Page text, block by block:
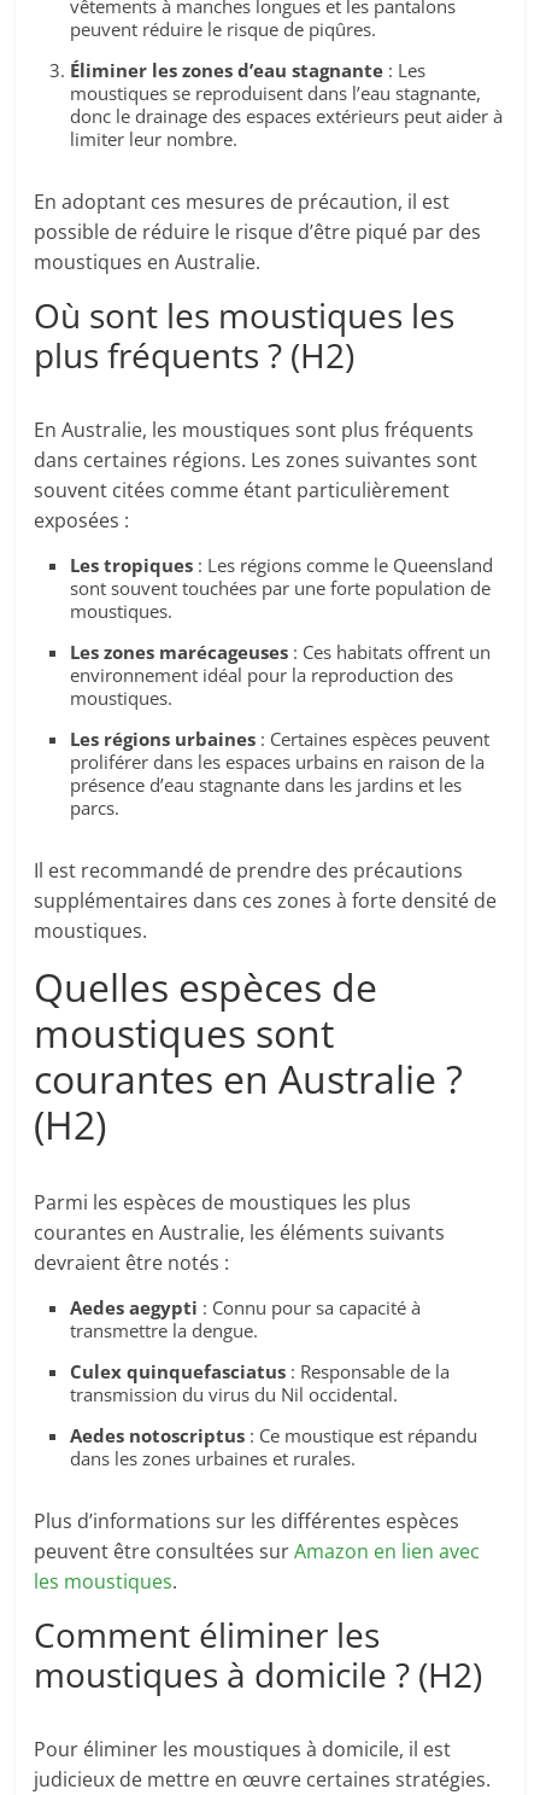
vêtements à manches longues et les pantalons
peuvent réduire le risque de piqûres.
Éliminer les zones d’eau stagnante : Les
moustiques se reproduisent dans l’eau stagnante,
donc le drainage des espaces extérieurs peut aider à
limiter leur nombre.
En adoptant ces mesures de précaution, il est
possible de réduire le risque d’être piqué par des
moustiques en Australie.
Où sont les moustiques les
plus fréquents ? (H2)
En Australie, les moustiques sont plus fréquents
dans certaines régions. Les zones suivantes sont
souvent citées comme étant particulièrement
exposées :
Les tropiques : Les régions comme le Queensland
sont souvent touchées par une forte population de
moustiques.
Les zones marécageuses : Ces habitats offrent un
environnement idéal pour la reproduction des
moustiques.
Les régions urbaines : Certaines espèces peuvent
proliférer dans les espaces urbains en raison de la
présence d’eau stagnante dans les jardins et les
parcs.
Il est recommandé de prendre des précautions
supplémentaires dans ces zones à forte densité de
moustiques.
Quelles espèces de
moustiques sont
courantes en Australie ?
(H2)
Parmi les espèces de moustiques les plus
courantes en Australie, les éléments suivants
devraient être notés :
Aedes aegypti : Connu pour sa capacité à
transmettre la dengue.
Culex quinquefasciatus : Responsable de la
transmission du virus du Nil occidental.
Aedes notoscriptus : Ce moustique est répandu
dans les zones urbaines et rurales.
Plus d’informations sur les différentes espèces
peuvent être consultées surAmazon en lien avec
les moustiques.
Comment éliminer les
moustiques à domicile ? (H2)
Pour éliminer les moustiques à domicile, il est
judicieux de mettre en œuvre certaines stratégies.